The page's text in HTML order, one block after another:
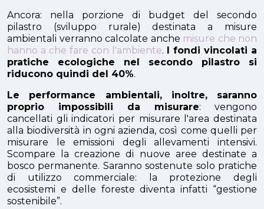
Ancora: nella porzione di budget del secondo
pilastro (sviluppo rurale) destinata a misure
ambientali verranno calcolate anche misure che non
hanno a che fare con l'ambiente. I fondi vincolati a
pratiche ecologiche nel secondo pilastro si
riducono quindi del 40%.
Le performance ambientali, inoltre, saranno
proprio impossibili da misurare: vengono
cancellati gli indicatori per misurare l'area destinata
alla biodiversità in ogni azienda, così come quelli per
misurare le emissioni degli allevamenti intensivi.
Scompare la creazione di nuove aree destinate a
bosco permanente. Saranno sostenute solo pratiche
di utilizzo commerciale: la protezione degli
ecosistemi e delle foreste diventa infatti “gestione
sostenibile”.